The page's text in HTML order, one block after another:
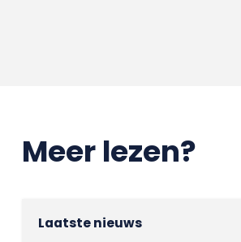
Meer lezen?
Laatste nieuws